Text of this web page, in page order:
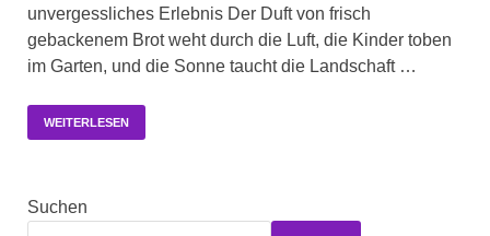
unvergessliches Erlebnis Der Duft von frisch
gebackenem Brot weht durch die Luft, die Kinder toben
im Garten, und die Sonne taucht die Landschaft …
WEITERLESEN
Suchen